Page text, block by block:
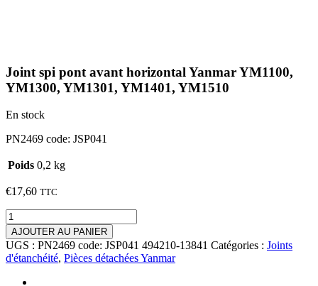
Joint spi pont avant horizontal Yanmar YM1100,
YM1300, YM1301, YM1401, YM1510
En stock
PN2469 code: JSP041
Poids 0,2 kg
€17,60 TTC
quantité
de
Joint
spi
pont
avant
AJOUTER AU PANIER
UGS : PN2469 code: JSP041 494210-13841 Catégories : Joints
d'étanchéité, Pièces détachées Yanmar